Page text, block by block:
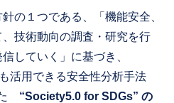
の１つである、「機能安全、
技術動向の調査・研究を行
していく」に基づき、
活用できる安全性分析手法
“Society5.0 for SDGs” の